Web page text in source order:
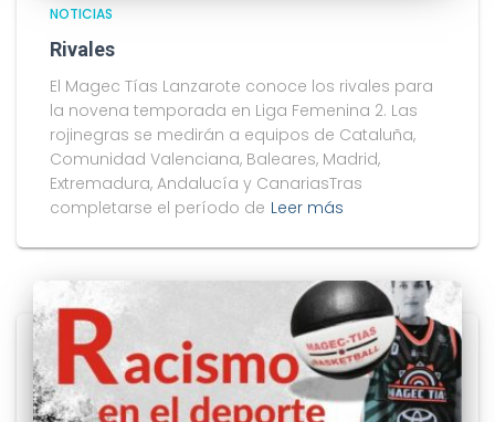
NOTICIAS
Rivales
El Magec Tías Lanzarote conoce los rivales para
la novena temporada en Liga Femenina 2. Las
rojinegras se medirán a equipos de Cataluña,
Comunidad Valenciana, Baleares, Madrid,
Extremadura, Andalucía y CanariasTras
completarse el período de Leer más